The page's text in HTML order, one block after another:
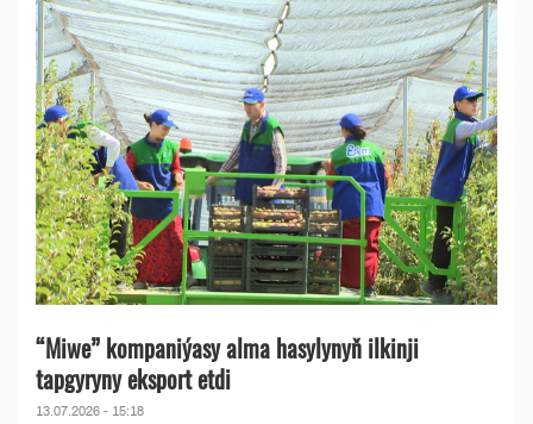
“Miwe” kompaniýasy alma hasylynyň ilkinji
tapgyryny eksport etdi
13.07.2026 - 15:18